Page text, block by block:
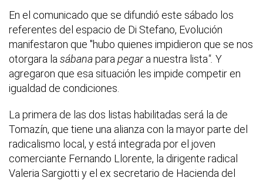
En el comunicado que se difundió este sábado los
referentes del espacio de Di Stefano, Evolución
manifestaron que "hubo quienes impidieron que se nos
otorgara lasábanaparapegara nuestra lista". Y
agregaron que esa situación les impide competir en
igualdad de condiciones.
La primera de las dos listas habilitadas será la de
Tomazín, que tiene una alianza con la mayor parte del
radicalismo local, y está integrada por el joven
comerciante Fernando Llorente, la dirigente radical
Valeria Sargiotti y el ex secretario de Hacienda del